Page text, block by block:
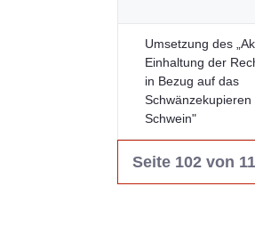
Umsetzung des
Einhaltung der
in Bezug auf das
Schwänzekupieren
Schwein"
Seite 102 von